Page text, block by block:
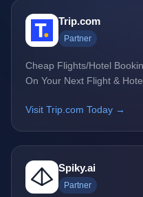
Trip.com
Partner
Cheap Flights/Hotel
On Your Next Flight &
Visit Trip.com Today →
Spiky.ai
Partner